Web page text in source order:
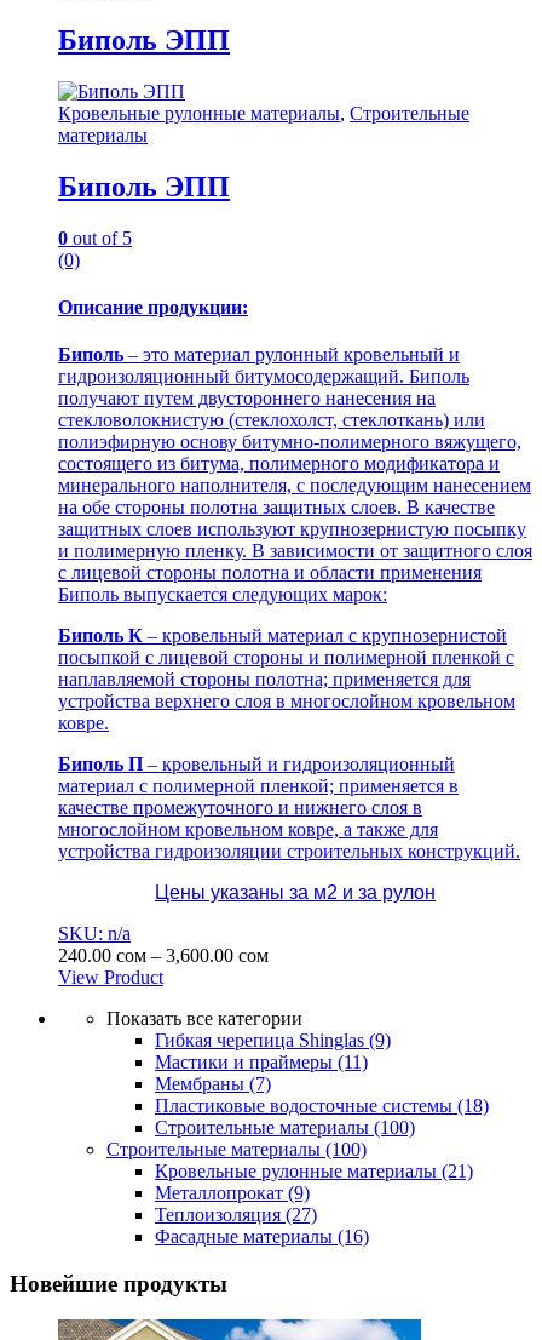
Биполь ЭПП
Кровельные рулонные материалы, Строительные
материалы
Биполь ЭПП
0 out of 5
(0)
Описание продукции:
Биполь – это материал рулонный кровельный и
гидроизоляционный битумосодержащий. Биполь
получают путем двустороннего нанесения на
стекловолокнистую (стеклохолст, стеклоткань) или
полиэфирную основу битумно-полимерного вяжущего,
состоящего из битума, полимерного модификатора и
минерального наполнителя, с последующим нанесением
на обе стороны полотна защитных слоев. В качестве
защитных слоев используют крупнозернистую посыпку
и полимерную пленку. В зависимости от защитного слоя
с лицевой стороны полотна и области применения
Биполь выпускается следующих марок:
Биполь К – кровельный материал с крупнозернистой
посыпкой с лицевой стороны и полимерной пленкой с
наплавляемой стороны полотна; применяется для
устройства верхнего слоя в многослойном кровельном
ковре.
Биполь П – кровельный и гидроизоляционный
материал с полимерной пленкой; применяется в
качестве промежуточного и нижнего слоя в
многослойном кровельном ковре, а также для
устройства гидроизоляции строительных конструкций.
Цены указаны за м2 и за рулон
SKU: n/a
240.00 сом – 3,600.00 сомДиапазон
–
3,600.00 сом
View Product
товар
несколько
вариаций.
выбрать
Показать все категории
Гибкая черепица Shinglas (9)
Мастики и праймеры (11)
Мембраны (7)
Пластиковые водосточные системы (18)
Строительные материалы (100)
Строительные материалы (100)
Кровельные рулонные материалы (21)
Металлопрокат (9)
Теплоизоляция (27)
Фасадные материалы (16)
Новейшие продукты